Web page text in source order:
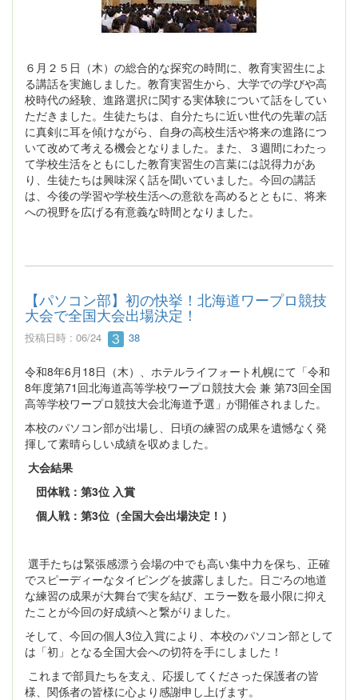
６月２５日（木）の総合的な探究の時間に、教育実習生によ
る講話を実施しました。教育実習生から、大学での学びや高
校時代の経験、進路選択に関する実体験について話をしてい
ただきました。生徒たちは、自分たちに近い世代の先輩の話
に真剣に耳を傾けながら、自身の高校生活や将来の進路につ
いて改めて考える機会となりました。また、３週間にわたっ
て学校生活をともにした教育実習生の言葉には説得力があ
り、生徒たちは興味深く話を聞いていました。今回の講話
は、今後の学習や学校生活への意欲を高めるとともに、将来
への視野を広げる有意義な時間となりました。
【パソコン部】初の快挙！北海道ワープロ競技
大会で全国大会出場決定！
投稿日時 : 06/24 38
令和8年6月18日（木）、ホテルライフォート札幌にて「令和
8年度第71回北海道高等学校ワープロ競技大会 兼 第73回全国
高等学校ワープロ競技大会北海道予選」が開催されました。
本校のパソコン部が出場し、日頃の練習の成果を遺憾なく発
揮して素晴らしい成績を収めました。
大会結果
団体戦：第3位 入賞
個人戦：第3位（全国大会出場決定！）
選手たちは緊張感漂う会場の中でも高い集中力を保ち、正確
でスピーディーなタイピングを披露しました。日ごろの地道
な練習の成果が大舞台で実を結び、エラー数を最小限に抑え
たことが今回の好成績へと繋がりました。
そして、今回の個人3位入賞により、本校のパソコン部として
は「初」となる全国大会への切符を手にしました！
これまで部員たちを支え、応援してくださった保護者の皆
様、関係者の皆様に心より感謝申し上げます。